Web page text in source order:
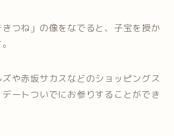
つね」の像をなでると、子宝を授か
や赤坂サカスなどのショッピングス
ートついでにお参りすることができ